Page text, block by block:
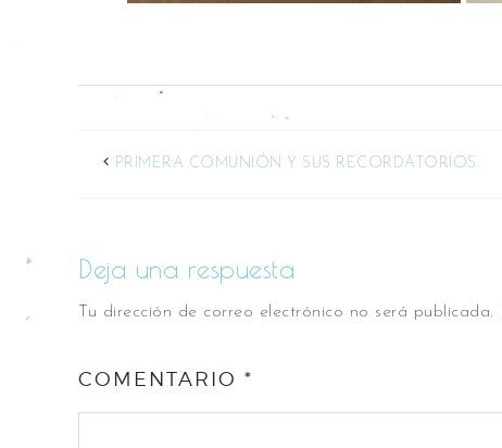
PRIMERA COMUNIÓN Y SUS RECORDATORIOS.
Deja una respuesta
Tu dirección de correo electrónico no será publicada.
COMENTARIO *